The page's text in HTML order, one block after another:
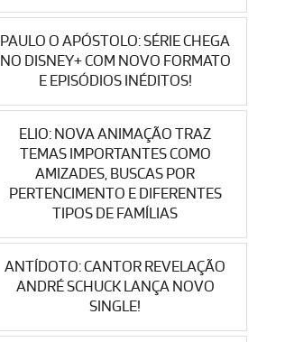
PAULO O APÓSTOLO: SÉRIE CHEGA
NO DISNEY+ COM NOVO FORMATO
E EPISÓDIOS INÉDITOS!
ELIO: NOVA ANIMAÇÃO TRAZ
TEMAS IMPORTANTES COMO
AMIZADES, BUSCAS POR
PERTENCIMENTO E DIFERENTES
TIPOS DE FAMÍLIAS
ANTÍDOTO: CANTOR REVELAÇÃO
ANDRÉ SCHUCK LANÇA NOVO
SINGLE!